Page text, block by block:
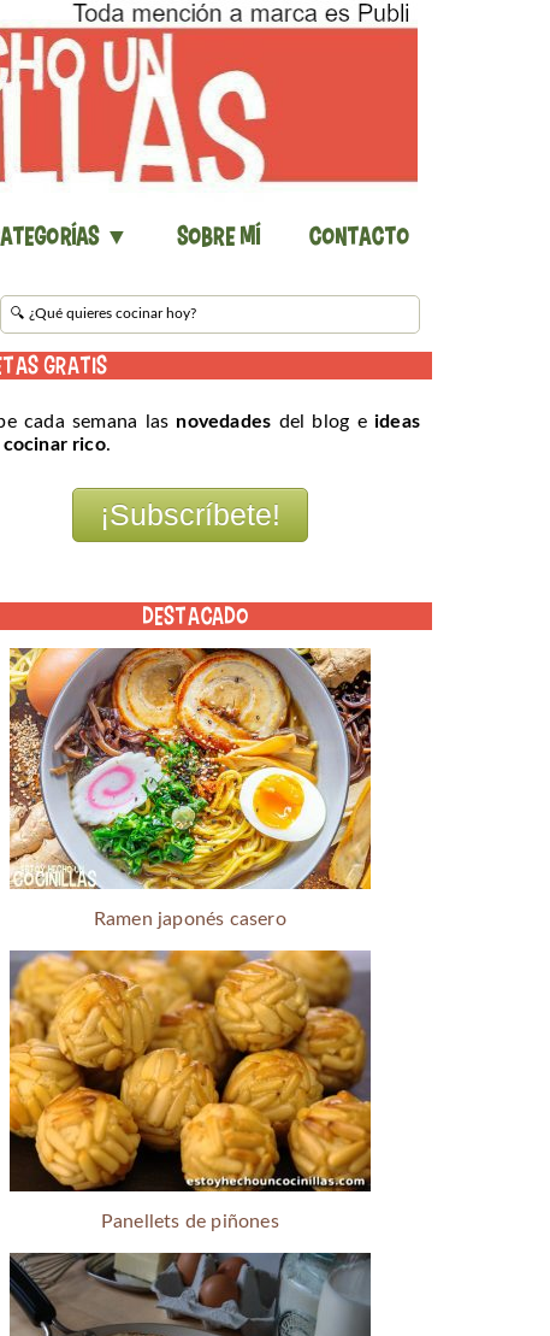
▼ Sobre mí Contacto
GRATIS
cada semana las novedades del blog e ideas
cocinar rico.
DESTACADO
Ramen japonés casero
Panellets de piñones